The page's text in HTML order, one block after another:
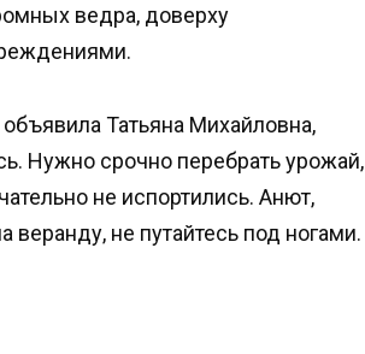
ведра, доверху
Татьяна Михайловна,
Нужно срочно перебрать урожай,
не испортились. Анют,
не путайтесь под ногами.